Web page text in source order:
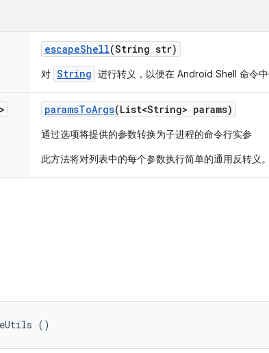
escapeShell(String str)
对 String 进行转义，以便在 Android Shell 命令中
paramsToArgs(List<String> params)
通过选项将提供的参数转换为子进程的命令行实参
此方法将对列表中的每个参数执行简单的通用反转义。
()